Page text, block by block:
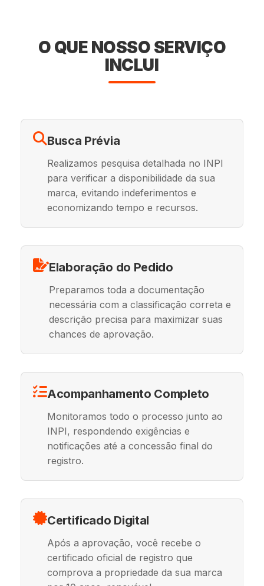
O QUE NOSSO SERVIÇO
INCLUI
Busca Prévia
Realizamos pesquisa detalhada no INPI
para verificar a disponibilidade da sua
marca, evitando indeferimentos e
economizando tempo e recursos.
Elaboração do Pedido
Preparamos toda a documentação
necessária com a classificação correta e
descrição precisa para maximizar suas
chances de aprovação.
Acompanhamento Completo
Monitoramos todo o processo junto ao
INPI, respondendo exigências e
notificações até a concessão final do
registro.
Certificado Digital
Após a aprovação, você recebe o
certificado oficial de registro que
comprova a propriedade da sua marca